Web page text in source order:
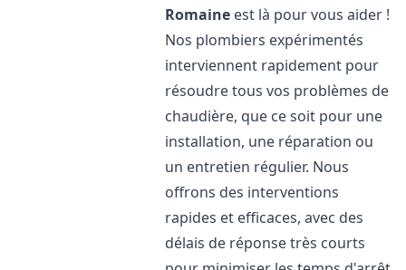
Romaine est là pour vous aider !
Nos plombiers expérimentés
interviennent rapidement pour
résoudre tous vos problèmes de
chaudière, que ce soit pour une
installation, une réparation ou
un entretien régulier. Nous
offrons des interventions
rapides et efficaces, avec des
délais de réponse très courts